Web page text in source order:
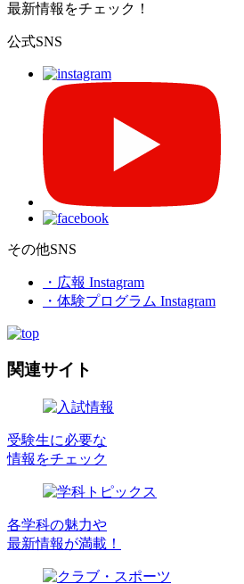
最新情報をチェック！
公式SNS
その他SNS
・広報 Instagram
・体験プログラム Instagram
関連サイト
受験生に必要な
情報をチェック
各学科の魅力や
最新情報が満載！